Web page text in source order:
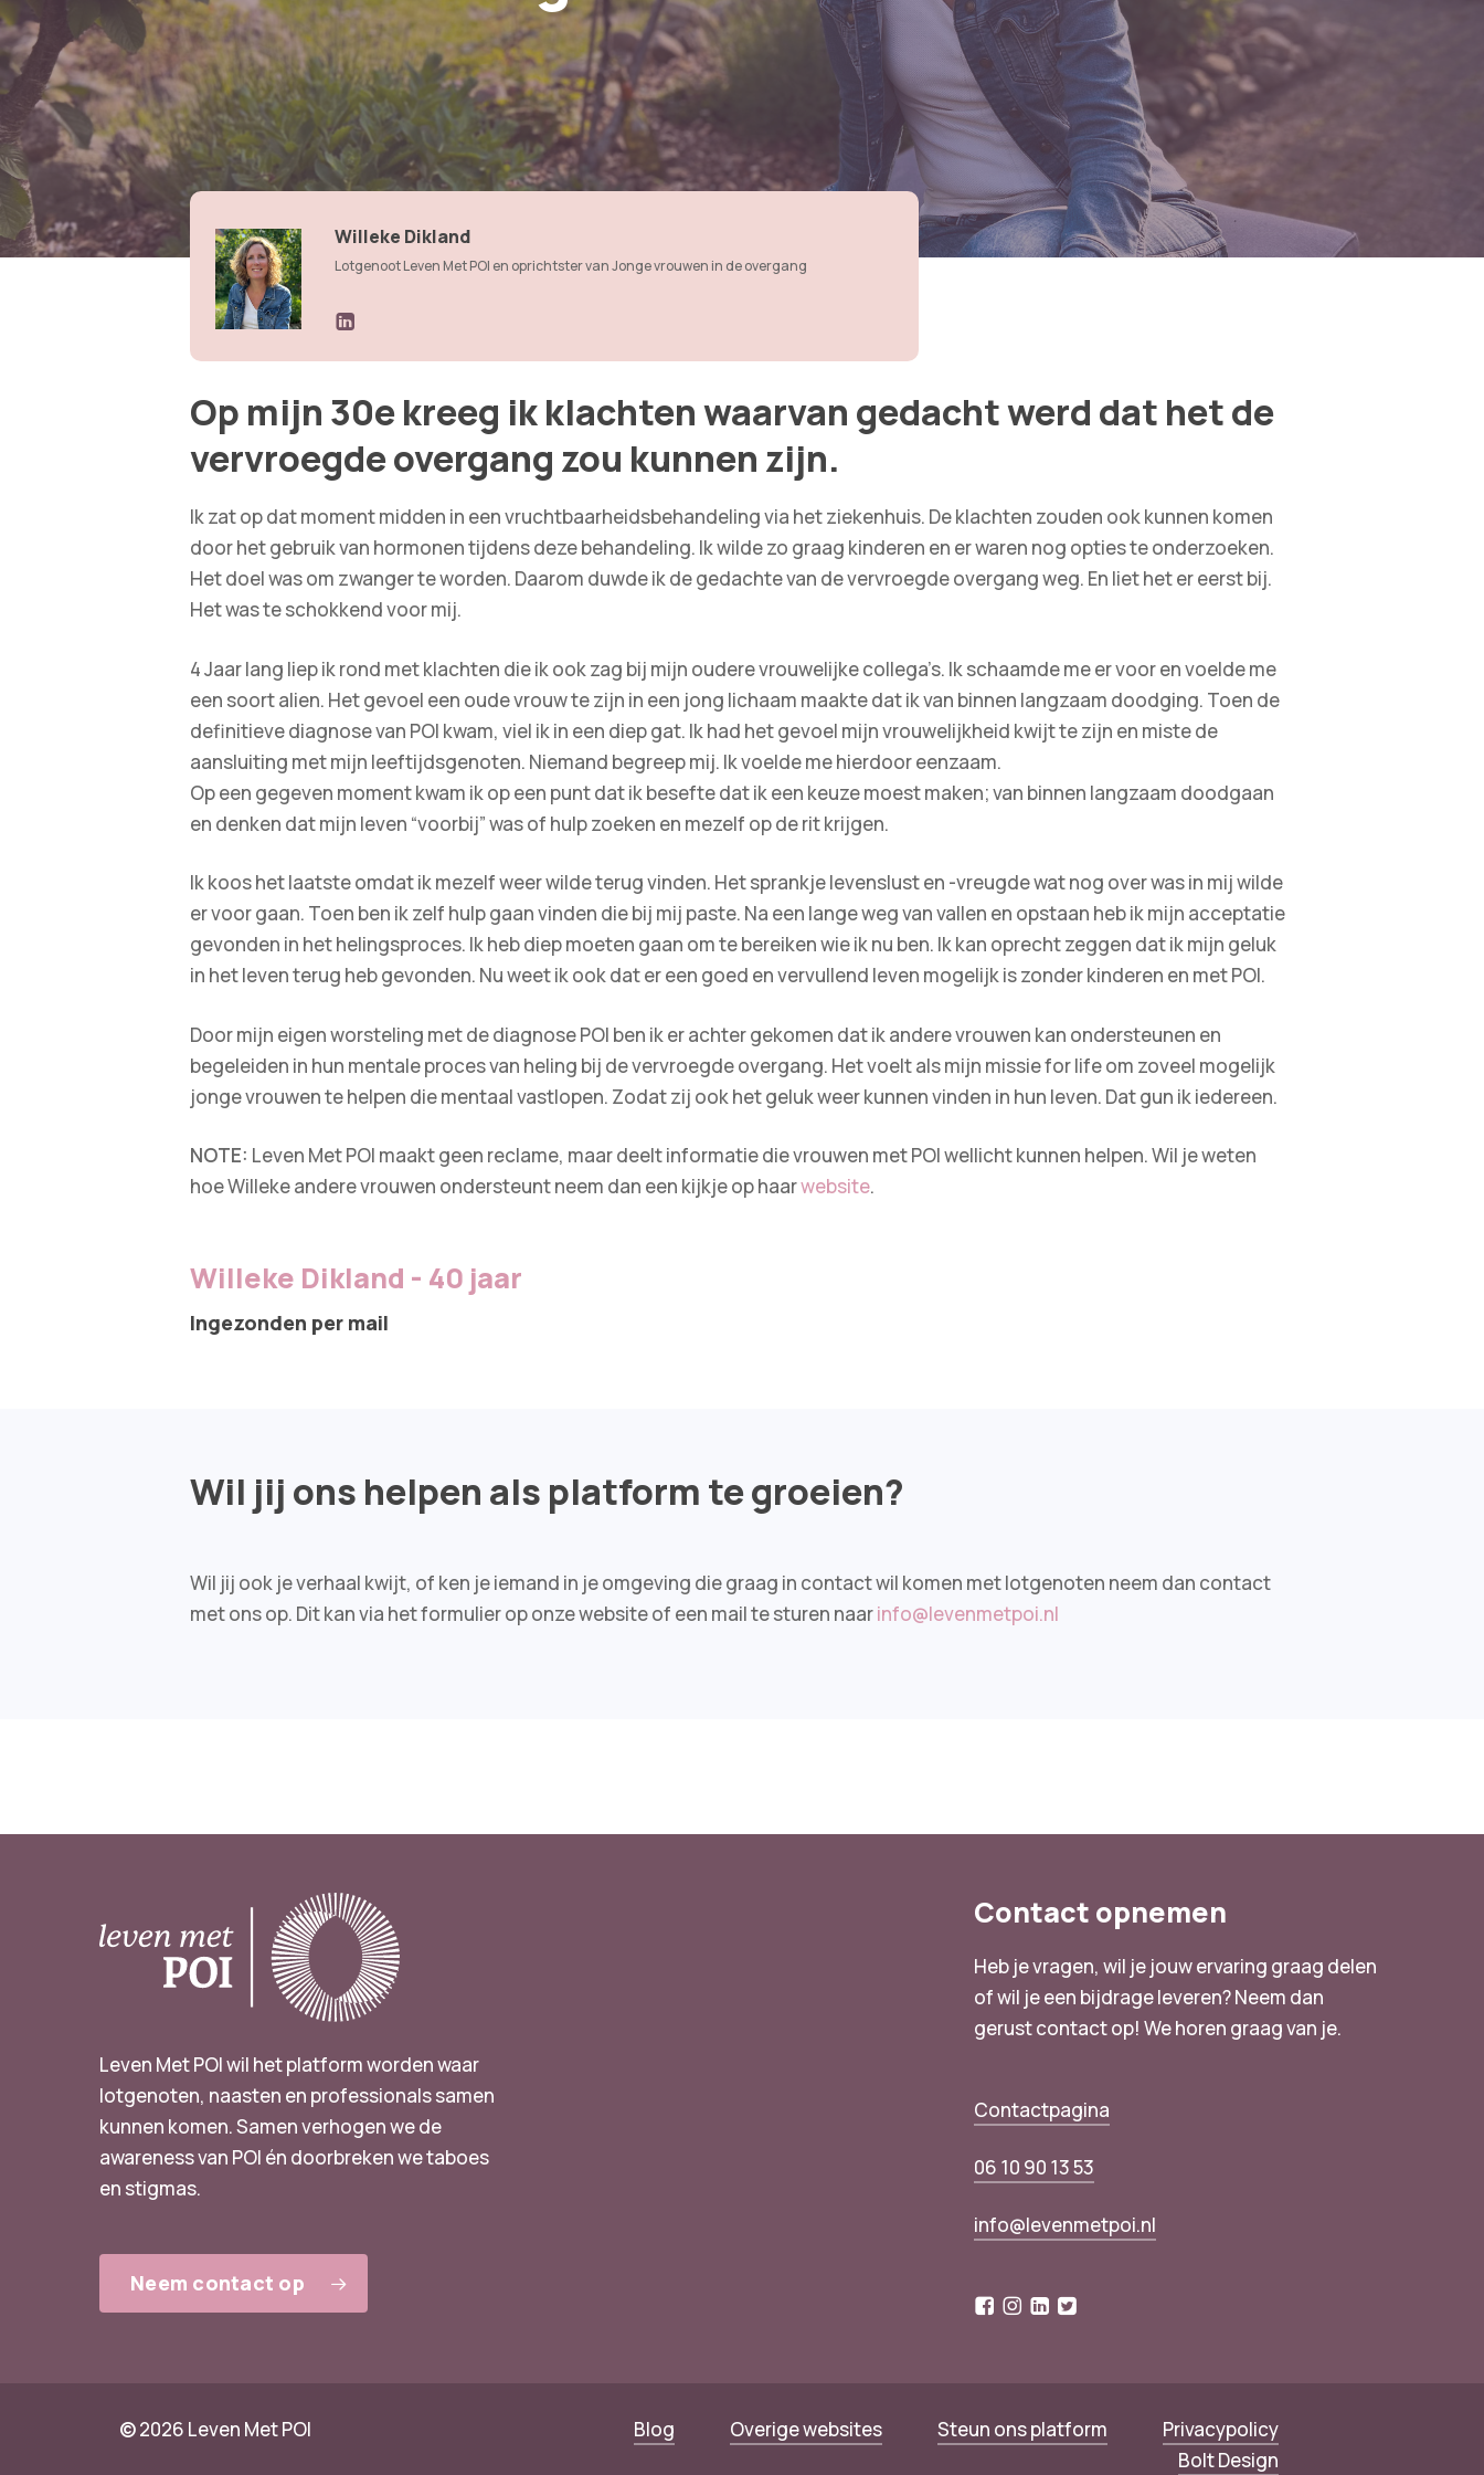
Willeke Dikland
Lotgenoot Leven Met POI en oprichtster van Jonge vrouwen in de overgang
Op mijn 30e kreeg ik klachten waarvan gedacht werd dat het de
vervroegde overgang zou kunnen zijn.
Ik zat op dat moment midden in een vruchtbaarheidsbehandeling via het ziekenhuis. De klachten zouden ook kunnen komen
door het gebruik van hormonen tijdens deze behandeling. Ik wilde zo graag kinderen en er waren nog opties te onderzoeken.
Het doel was om zwanger te worden. Daarom duwde ik de gedachte van de vervroegde overgang weg. En liet het er eerst bij.
Het was te schokkend voor mij.
4 Jaar lang liep ik rond met klachten die ik ook zag bij mijn oudere vrouwelijke collega’s. Ik schaamde me er voor en voelde me
een soort alien. Het gevoel een oude vrouw te zijn in een jong lichaam maakte dat ik van binnen langzaam doodging. Toen de
definitieve diagnose van POI kwam, viel ik in een diep gat. Ik had het gevoel mijn vrouwelijkheid kwijt te zijn en miste de
aansluiting met mijn leeftijdsgenoten. Niemand begreep mij. Ik voelde me hierdoor eenzaam.
Op een gegeven moment kwam ik op een punt dat ik besefte dat ik een keuze moest maken; van binnen langzaam doodgaan
en denken dat mijn leven “voorbij” was of hulp zoeken en mezelf op de rit krijgen.
Ik koos het laatste omdat ik mezelf weer wilde terug vinden. Het sprankje levenslust en -vreugde wat nog over was in mij wilde
er voor gaan. Toen ben ik zelf hulp gaan vinden die bij mij paste. Na een lange weg van vallen en opstaan heb ik mijn acceptatie
gevonden in het helingsproces. Ik heb diep moeten gaan om te bereiken wie ik nu ben. Ik kan oprecht zeggen dat ik mijn geluk
in het leven terug heb gevonden. Nu weet ik ook dat er een goed en vervullend leven mogelijk is zonder kinderen en met POI.
Door mijn eigen worsteling met de diagnose POI ben ik er achter gekomen dat ik andere vrouwen kan ondersteunen en
begeleiden in hun mentale proces van heling bij de vervroegde overgang. Het voelt als mijn missie for life om zoveel mogelijk
jonge vrouwen te helpen die mentaal vastlopen. Zodat zij ook het geluk weer kunnen vinden in hun leven. Dat gun ik iedereen.
NOTE: Leven Met POI maakt geen reclame, maar deelt informatie die vrouwen met POI wellicht kunnen helpen. Wil je weten
hoe Willeke andere vrouwen ondersteunt neem dan een kijkje op haarwebsite.
Willeke Dikland - 40 jaar
Ingezonden per mail
Wil jij ons helpen als platform te groeien?
Wil jij ook je verhaal kwijt, of ken je iemand in je omgeving die graag in contact wil komen met lotgenoten neem dan contact
met ons op. Dit kan via het formulier op onze website of een mail te sturen naarinfo@levenmetpoi.nl
Leven Met POI wil het platform worden waar
lotgenoten, naasten en professionals samen
kunnen komen. Samen verhogen we de
awareness van POI én doorbreken we taboes
en stigmas.
Neem contact op
Contact opnemen
Heb je vragen, wil je jouw ervaring graag delen
of wil je een bijdrage leveren? Neem dan
gerust contact op! We horen graag van je.
Contactpagina
06 10 90 13 53
info@levenmetpoi.nl
©2026 Leven Met POI Blog Overige websites Steun ons platform
Privacypolicy
Bolt Design